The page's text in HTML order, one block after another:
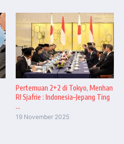
Pertemuan 2+2 di Tokyo, Menhan
RI Sjafrie : Indonesia–Jepang Ting
...
19 November 2025